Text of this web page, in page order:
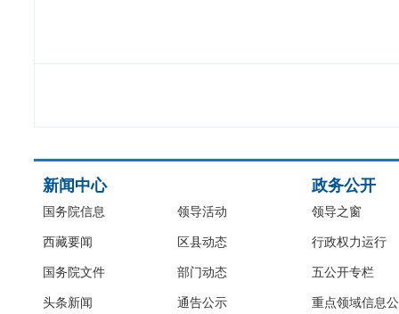
新闻中心
国务院信息
西藏要闻
国务院文件
头条新闻
领导活动
区县动态
部门动态
通告公示
政务公开
领导之窗
行政权力运行
五公开专栏
重点领域信息